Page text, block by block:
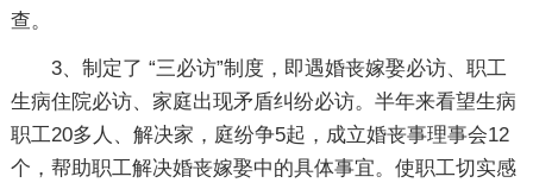
查。
3、制定了 “三必访”制度，即遇婚丧嫁娶必访、职工
生病住院必访、家庭出现矛盾纠纷必访。半年来看望生病
职工20多人、解决家，庭纷争5起，成立婚丧事理事会12
个，帮助职工解决婚丧嫁娶中的具体事宜。使职工切实感